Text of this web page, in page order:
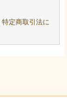
特定商取引法に